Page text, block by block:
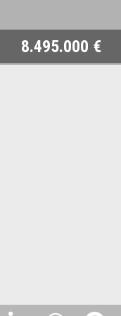
8.495.000 €